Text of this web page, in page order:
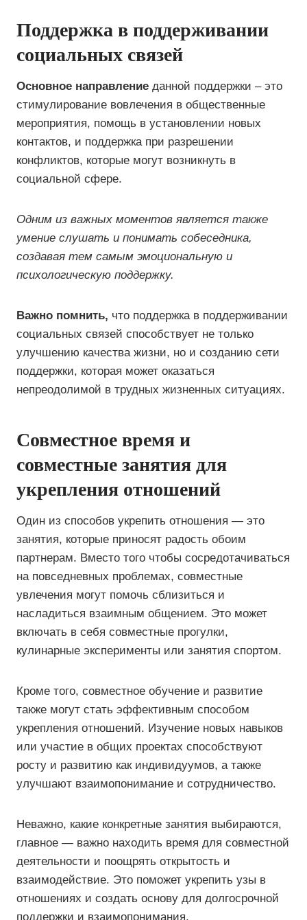
Поддержка в поддерживании
социальных связей
Основное направление данной поддержки – это
стимулирование вовлечения в общественные
мероприятия, помощь в установлении новых
контактов, и поддержка при разрешении
конфликтов, которые могут возникнуть в
социальной сфере.
Одним из важных моментов является также
умение слушать и понимать собеседника,
создавая тем самым эмоциональную и
психологическую поддержку.
Важно помнить, что поддержка в поддерживании
социальных связей способствует не только
улучшению качества жизни, но и созданию сети
поддержки, которая может оказаться
непреодолимой в трудных жизненных ситуациях.
Совместное время и
совместные занятия для
укрепления отношений
Один из способов укрепить отношения — это
занятия, которые приносят радость обоим
партнерам. Вместо того чтобы сосредотачиваться
на повседневных проблемах, совместные
увлечения могут помочь сблизиться и
насладиться взаимным общением. Это может
включать в себя совместные прогулки,
кулинарные эксперименты или занятия спортом.
Кроме того, совместное обучение и развитие
также могут стать эффективным способом
укрепления отношений. Изучение новых навыков
или участие в общих проектах способствуют
росту и развитию как индивидуумов, а также
улучшают взаимопонимание и сотрудничество.
Неважно, какие конкретные занятия выбираются,
главное — важно находить время для совместной
деятельности и поощрять открытость и
взаимодействие. Это поможет укрепить узы в
отношениях и создать основу для долгосрочной
поддержки и взаимопонимания.